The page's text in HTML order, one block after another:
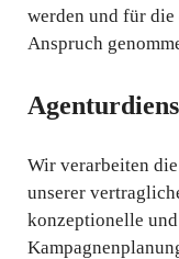
werden und für
Anspruch
Wir verarbeiten
unserer
konzeptionelle